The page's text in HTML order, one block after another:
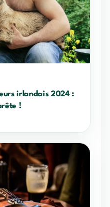
irlandais 2024 :
!